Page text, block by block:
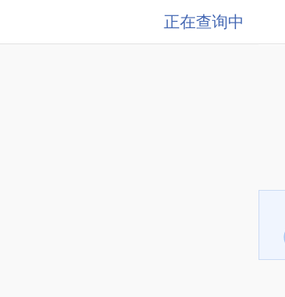
正在查询中